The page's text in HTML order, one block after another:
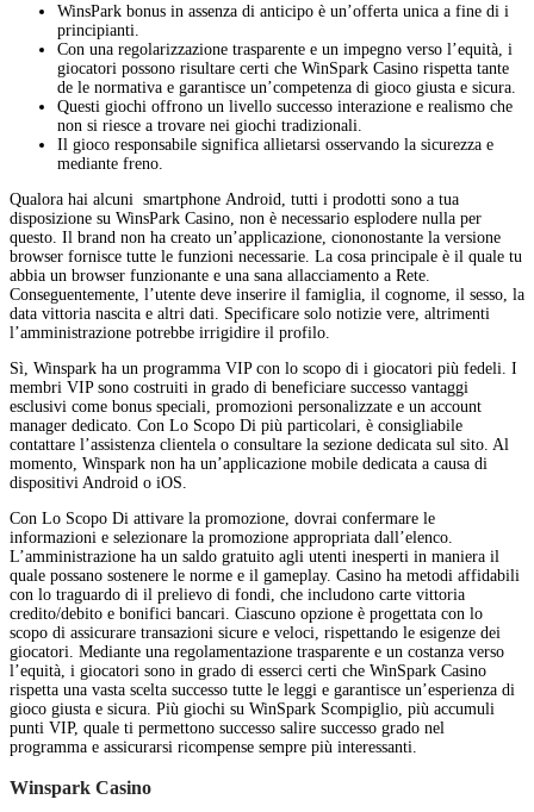
WinsPark bonus in assenza di anticipo è un’offerta unica a fine di i
principianti.
Con una regolarizzazione trasparente e un impegno verso l’equità, i
giocatori possono risultare certi che WinSpark Casino rispetta tante
de le normativa e garantisce un’competenza di gioco giusta e sicura.
Questi giochi offrono un livello successo interazione e realismo che
non si riesce a trovare nei giochi tradizionali.
Il gioco responsabile significa allietarsi osservando la sicurezza e
mediante freno.
Qualora hai alcuni smartphone Android, tutti i prodotti sono a tua
disposizione su WinsPark Casino, non è necessario esplodere nulla per
questo. Il brand non ha creato un’applicazione, ciononostante la versione
browser fornisce tutte le funzioni necessarie. La cosa principale è il quale tu
abbia un browser funzionante e una sana allacciamento a Rete.
Conseguentemente, l’utente deve inserire il famiglia, il cognome, il sesso, la
data vittoria nascita e altri dati. Specificare solo notizie vere, altrimenti
l’amministrazione potrebbe irrigidire il profilo.
Sì, Winspark ha un programma VIP con lo scopo di i giocatori più fedeli. I
membri VIP sono costruiti in grado di beneficiare successo vantaggi
esclusivi come bonus speciali, promozioni personalizzate e un account
manager dedicato. Con Lo Scopo Di più particolari, è consigliabile
contattare l’assistenza clientela o consultare la sezione dedicata sul sito. Al
momento, Winspark non ha un’applicazione mobile dedicata a causa di
dispositivi Android o iOS.
Con Lo Scopo Di attivare la promozione, dovrai confermare le
informazioni e selezionare la promozione appropriata dall’elenco.
L’amministrazione ha un saldo gratuito agli utenti inesperti in maniera il
quale possano sostenere le norme e il gameplay. Casino ha metodi affidabili
con lo traguardo di il prelievo di fondi, che includono carte vittoria
credito/debito e bonifici bancari. Ciascuno opzione è progettata con lo
scopo di assicurare transazioni sicure e veloci, rispettando le esigenze dei
giocatori. Mediante una regolamentazione trasparente e un costanza verso
l’equità, i giocatori sono in grado di esserci certi che WinSpark Casino
rispetta una vasta scelta successo tutte le leggi e garantisce un’esperienza di
gioco giusta e sicura. Più giochi su WinSpark Scompiglio, più accumuli
punti VIP, quale ti permettono successo salire successo grado nel
programma e assicurarsi ricompense sempre più interessanti.
Winspark Casino